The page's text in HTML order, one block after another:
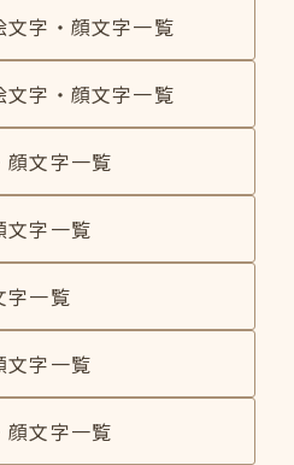
文字・顔文字一覧
字・顔文字一覧
顔文字一覧
文字一覧
字一覧
文字一覧
顔文字一覧